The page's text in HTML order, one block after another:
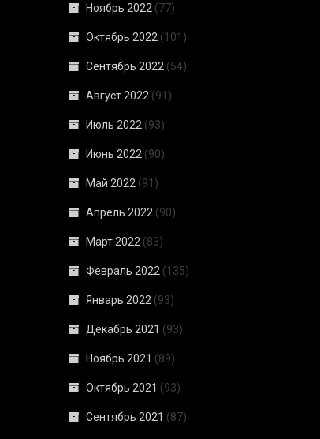
Ноябрь 2022 (77)
Октябрь 2022 (101)
Сентябрь 2022 (54)
Август 2022 (91)
Июль 2022 (93)
Июнь 2022 (90)
Май 2022 (91)
Апрель 2022 (90)
Март 2022 (83)
Февраль 2022 (135)
Январь 2022 (93)
Декабрь 2021 (93)
Ноябрь 2021 (89)
Октябрь 2021 (93)
Сентябрь 2021 (87)